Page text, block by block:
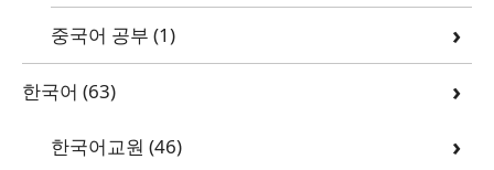
중국어 공부 (1)
한국어 (63)
한국어교원 (46)